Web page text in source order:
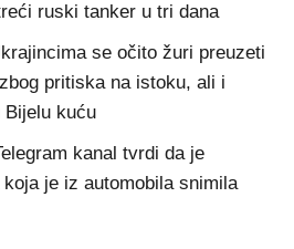
ruski tanker u tri dana
se očito žuri preuzeti
pritiska na istoku, ali i
Bijelu kuću
kanal tvrdi da je
je iz automobila snimila